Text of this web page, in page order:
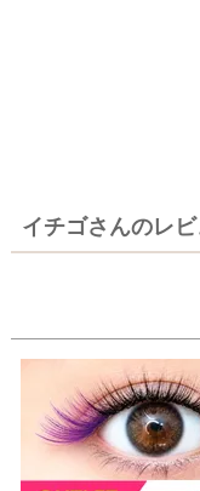
イチゴさんのレ